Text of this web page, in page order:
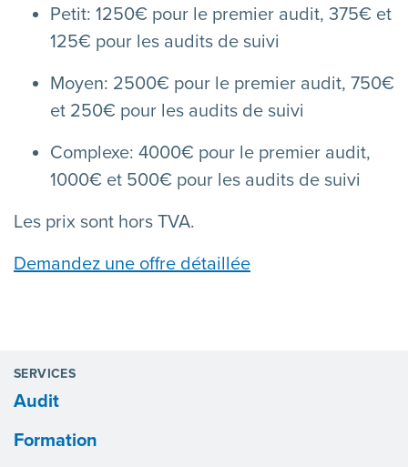
Petit: 1250€ pour le premier audit, 375€ et
125€ pour les audits de suivi
Moyen: 2500€ pour le premier audit, 750€
et 250€ pour les audits de suivi
Complexe: 4000€ pour le premier audit,
1000€ et 500€ pour les audits de suivi
Les prix sont hors TVA.
Demandez une offre détaillée
SERVICES
Audit
Formation